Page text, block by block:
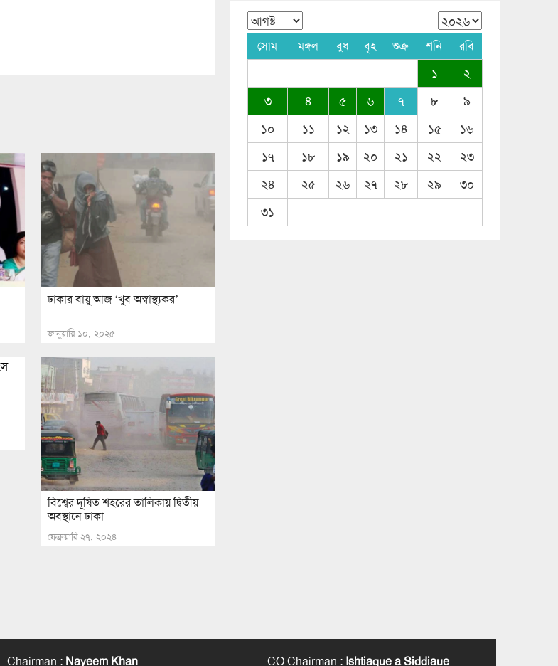
ঢাকার বায়ু আজ ‘খুব অস্বাস্থ্যকর’
জানুয়ারি ১০, ২০২৫
বিশ্বের দূষিত শহরের তালিকায় দ্বিতীয়
অবস্থানে ঢাকা
ফেব্রুয়ারি ২৭, ২০২৪
সোম মঙ্গল বুধ বৃহ শুক্র শনি রবি
১
২
৩
৪ ৫ ৬ ৭ ৮
৯
১০
১১ ১২ ১৩ ১৪ ১৫
১৬
১৭
১৮ ১৯ ২০ ২১ ২২
২৩
২৪
২৫ ২৬ ২৭ ২৮ ২৯
৩০
৩১
Chairman : Nayeem Khan CO Chairman : Ishtiaque a Siddiaue